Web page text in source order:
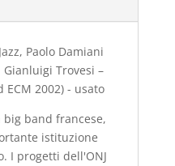
Paolo Damiani
Trovesi –
2002) - usato
big band francese,
istituzione
I progetti dell'ONJ